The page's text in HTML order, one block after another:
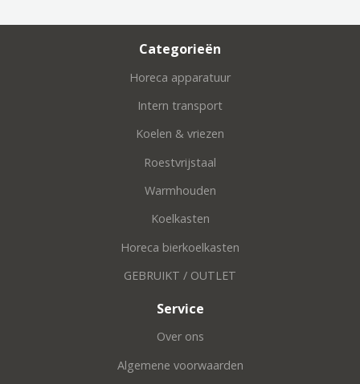
Categorieën
Horeca apparatuur
Intern transport
Koelen & vriezen
Roestvrijstaal
Warmhouden
Koelkasten
Horeca bierkoelkasten
GEBRUIKT / OUTLET
Service
Over ons
Algemene voorwaarden